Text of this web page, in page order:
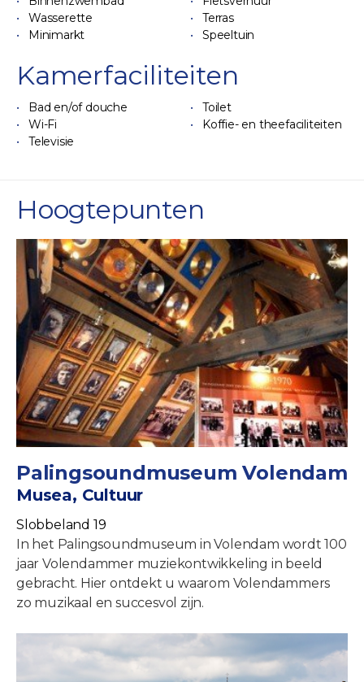
Wasserette
Terras
Minimarkt
Speeltuin
Kamerfaciliteiten
Bad en/of douche
Toilet
Wi-Fi
Koffie- en theefaciliteiten
Televisie
Hoogtepunten
Palingsoundmuseum Volendam
Musea, Cultuur
Slobbeland 19
In het Palingsoundmuseum in Volendam wordt 100
jaar Volendammer muziekontwikkeling in beeld
gebracht. Hier ontdekt u waarom Volendammers
zo muzikaal en succesvol zijn.